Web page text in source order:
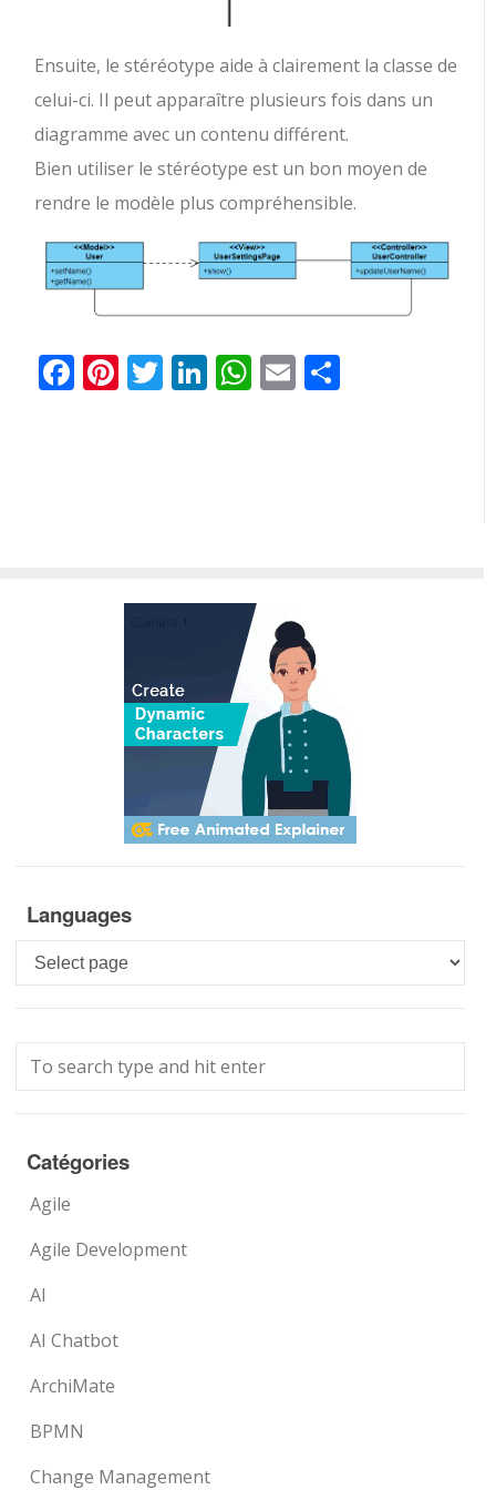
Ensuite, le stéréotype aide à clairement la classe de
celui-ci. Il peut apparaître plusieurs fois dans un
diagramme avec un contenu différent.
Bien utiliser le stéréotype est un bon moyen de
rendre le modèle plus compréhensible.
Facebook
Pinterest
Twitter
LinkedIn
WhatsApp
Email
Languages
Languages
Catégories
Agile
Agile Development
AI
AI Chatbot
ArchiMate
BPMN
Change Management